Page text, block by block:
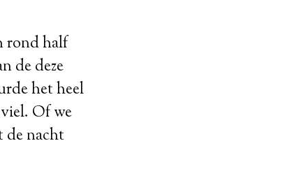
rond half
de deze
het heel
Of we
de nacht